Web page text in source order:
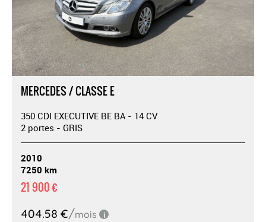
MERCEDES / CLASSE E
350 CDI EXECUTIVE BE BA - 14 CV
2 portes - GRIS
2010
7250 km
21 900 €